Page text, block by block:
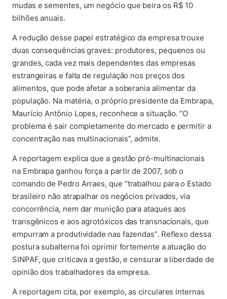
mudas e sementes, um negócio que beira os R$ 10
bilhões anuais.
A redução desse papel estratégico da empresa trouxe
duas consequências graves: produtores, pequenos ou
grandes, cada vez mais dependentes das empresas
estrangeiras e falta de regulação nos preços dos
alimentos, que pode afetar a soberania alimentar da
população. Na matéria, o próprio presidente da Embrapa,
Maurício Antônio Lopes, reconhece a situação. “O
problema é sair completamente do mercado e permitir a
concentração nas multinacionais”, admite.
A reportagem explica que a gestão pró-multinacionais
na Embrapa ganhou força a partir de 2007, sob o
comando de Pedro Arraes, que “trabalhou para o Estado
brasileiro não atrapalhar os negócios privados, via
concorrência, nem dar munição para ataques aos
transgênicos e aos agrotóxicos das transnacionais, que
empurram a produtividade nas fazendas”. Reflexo dessa
postura subalterna foi oprimir fortemente a atuação do
SINPAF, que criticava a gestão, e censurar a liberdade de
opinião dos trabalhadores da empresa.
A reportagem cita, por exemplo, as circulares internas